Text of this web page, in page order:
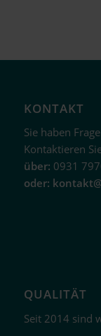
KONTAKT
Sie haben
Kontaktieren
über: 0931
oder:
QUALITÄT
Seit 2014 sind